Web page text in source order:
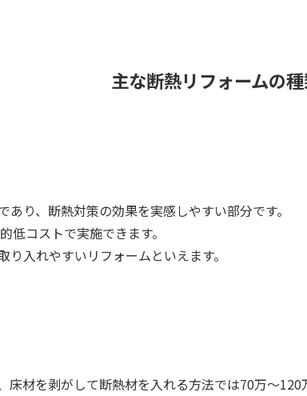
主な断熱リフォームの
り、断熱対策の効果を実感しやすい部分です。
低コストで実施できます。
入れやすいリフォームといえます。
材を剥がして断熱材を入れる方法では70万～120